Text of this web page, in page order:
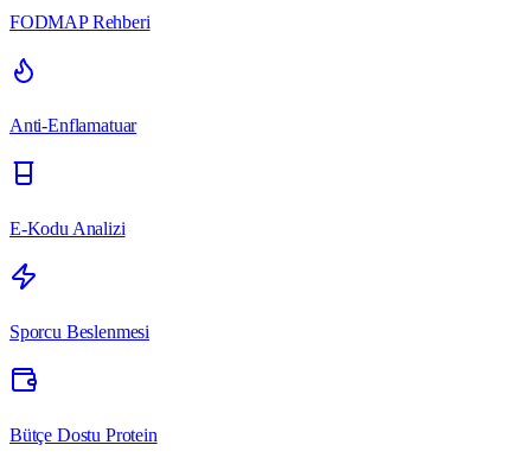
FODMAP Rehberi
Anti-Enflamatuar
E-Kodu Analizi
Sporcu Beslenmesi
Bütçe Dostu Protein